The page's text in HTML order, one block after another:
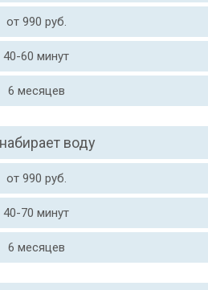
от 990 руб.
40-60 минут
6 месяцев
воду
от 990 руб.
40-70 минут
6 месяцев